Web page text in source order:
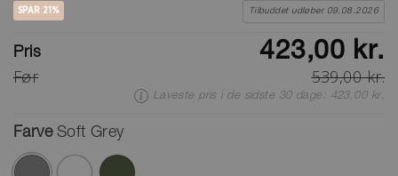
SPAR 21% Tilbuddet udløber 09.08.2026
Pris 423,00 kr.
Før 539,00 kr.
Laveste pris i de sidste 30 dage: 423,00 kr.
Farve Soft Grey